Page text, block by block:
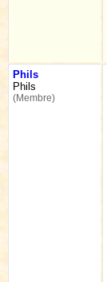
Phils
Phils
(Membre)